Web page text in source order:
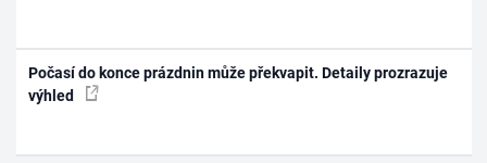
Počasí do konce prázdnin může překvapit. Detaily prozrazuje
výhled